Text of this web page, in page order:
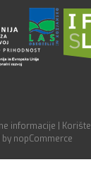
informacije
by nopCommerce